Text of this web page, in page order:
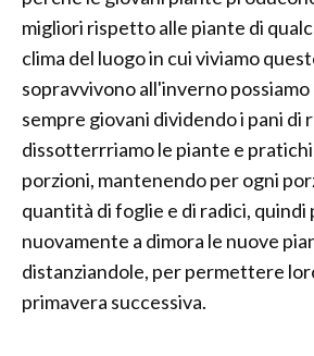
migliori rispetto alle piante di
clima del luogo in cui viviamo
sopravvivono all'inverno
sempre giovani dividendo i pani di
dissotterrriamo le piante e
porzioni, mantenendo per ogni
quantità di foglie e di radici, quindi
nuovamente a dimora le nuove
distanziandole, per permettere
primavera successiva.